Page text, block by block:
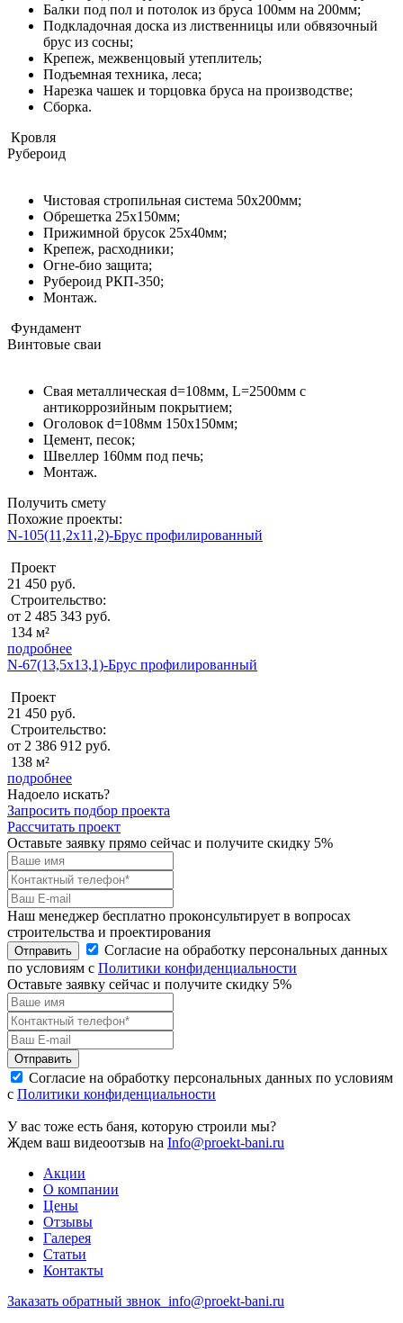
Балки под пол и потолок из бруса 100мм на 200мм;
Подкладочная доска из лиственницы или обвязочный
брус из сосны;
Крепеж, межвенцовый утеплитель;
Подъемная техника, леса;
Нарезка чашек и торцовка бруса на производстве;
Сборка.
Кровля
Рубероид
Чистовая стропильная система 50х200мм;
Обрешетка 25х150мм;
Прижимной брусок 25х40мм;
Крепеж, расходники;
Огне-био защита;
Рубероид РКП-350;
Монтаж.
Фундамент
Винтовые сваи
Свая металлическая d=108мм, L=2500мм с
антикоррозийным покрытием;
Оголовок d=108мм 150x150мм;
Цемент, песок;
Швеллер 160мм под печь;
Монтаж.
Получить смету
Похожие проекты:
N-105(11,2х11,2)-Брус профилированный
Проект
21 450 руб.
Строительство:
от 2 485 343 руб.
134 м²
подробнее
N-67(13,5х13,1)-Брус профилированный
Проект
21 450 руб.
Строительство:
от 2 386 912 руб.
138 м²
подробнее
Надоело искать?
Запросить подбор проекта
Рассчитать проект
Оставьте заявку прямо сейчас и получите скидку 5%
Наш менеджер бесплатно проконсультирует в вопросах
строительства и проектирования
Отправить
Согласие на обработку персональных данных
по условиям с Политики конфиденциальности
Оставьте заявку сейчас и получите скидку 5%
Отправить
Согласие на обработку персональных данных по условиям
с Политики конфиденциальности
У вас тоже есть баня, которую строили мы?
Ждем ваш видеоотзыв на Info@proekt-bani.ru
Акции
О компании
Цены
Отзывы
Галерея
Статьи
Контакты
Заказать обратный звнок info@proekt-bani.ru